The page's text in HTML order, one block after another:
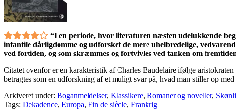
“I en periode, hvor literaturen næsten udelukkende
infantile dårligdomme og udforsket de mere uhelbredelige,
ved fortiden, og som skræmmes og fortvivles ved tanken om
Citatet ovenfor er en karakteristik af Charles Baudelaire ifølge
betragtes som en udforskning af et muligt svar på, hvad man stiller op
Arkiveret under: Boganmeldelser, Klassikere, Romaner og noveller,
Tags: Dekadence, Europa, Fin de siècle, Frankrig